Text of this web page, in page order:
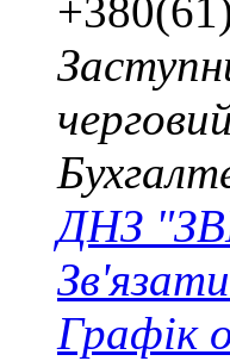
ДНЗ
Графік